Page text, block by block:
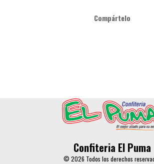
Compártelo
Confiteria El Puma
© 2026 Todos los derechos